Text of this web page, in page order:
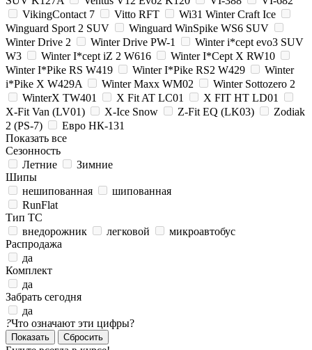
VikingContact 7
Vitto RFT
Wi31 Winter Craft Ice
Winguard Sport 2 SUV
Winguard WinSpike WS6 SUV
Winter Drive 2
Winter Drive PW-1
Winter i*cept evo3 SUV
W3
Winter I*cept iZ 2 W616
Winter I*Cept X RW10
Winter I*Pike RS W419
Winter I*Pike RS2 W429
Winter
i*Pike X W429A
Winter Maxx WM02
Winter Sottozero 2
WinterX TW401
X Fit AT LC01
X FIT HT LD01
X-Fit Van (LV01)
X-Ice Snow Z-Fit EQ (LK03)
Zodiak
2 (PS-7)
Евро НК-131
Показать все
Сезонность
Летние
Зимние
Шипы
нешипованная
шипованная
RunFlat
Тип ТС
внедорожник
легковой
микроавтобус
Распродажа
да
Комплект
да
Забрать сегодня
да
?Что означают эти цифры?
Сбросить